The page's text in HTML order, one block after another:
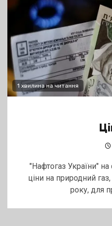
1 хвилина на читання
"Нафтогаз України" на
ціни на природний
року, для